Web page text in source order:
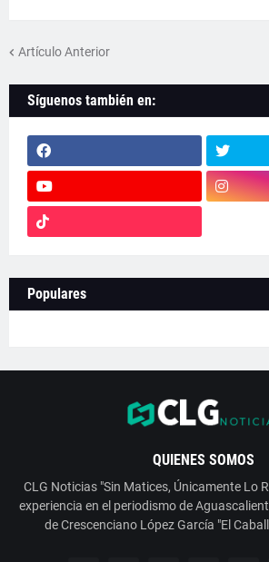
Artículo Anterior
Síguenos también en:
Populares
QUIENES SOMOS
CLG Noticias "Sin Matices, Únicamente Lo
experiencia en el periodismo de
de Crescenciano López García "El